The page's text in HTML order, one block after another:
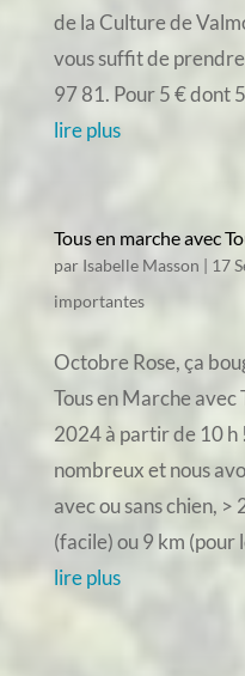
de la Culture de
vous suffit de
97 81. Pour 5 € dont
lire plus
Tous en marche avec
par Isabelle Masson | 17
importantes
Octobre Rose, ça
Tous en Marche
2024 à partir de 10 h
nombreux et nous
avec ou sans chien, >
(facile) ou 9 km (pour
lire plus